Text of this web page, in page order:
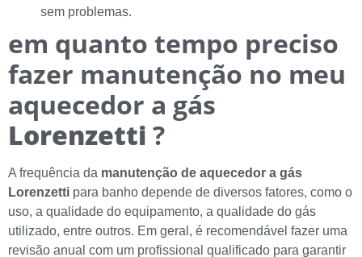
sem problemas.
em quanto tempo preciso
fazer manutenção no meu
aquecedor a gás
Lorenzetti ?
A frequência da manutenção de aquecedor a gás
Lorenzetti para banho depende de diversos fatores, como o
uso, a qualidade do equipamento, a qualidade do gás
utilizado, entre outros. Em geral, é recomendável fazer uma
revisão anual com um profissional qualificado para garantir